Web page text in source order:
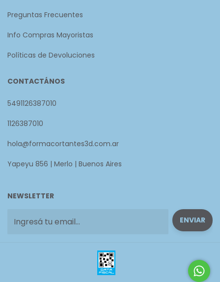
Preguntas Frecuentes
Info Compras Mayoristas
Políticas de Devoluciones
CONTACTÁNOS
5491126387010
1126387010
hola@formacortantes3d.com.ar
Yapeyu 856 | Merlo | Buenos Aires
NEWSLETTER